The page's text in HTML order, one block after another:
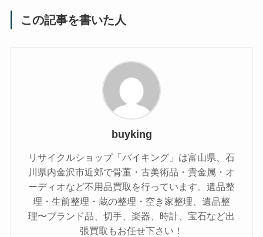
この記事を書いた人
buyking
リサイクルショップ「バイキング」は富山県、石
川県内金沢市近郊で骨董・古美術品・貴金属・オ
ーディオなど不用品買取を行っています。遺品整
理・生前整理・蔵の整理・空き家整理、遺品整
理〜ブランド品、切手、楽器、時計、宝石など出
張買取もお任せ下さい！